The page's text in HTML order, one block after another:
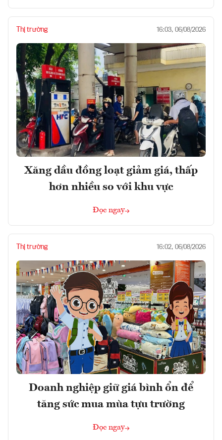
Thị trường 16:03, 06/08/2026
Xăng dầu đồng loạt giảm giá, thấp
hơn nhiều so với khu vực
Đọc ngay
Thị trường 16:02, 06/08/2026
Doanh nghiệp giữ giá bình ổn để
tăng sức mua mùa tựu trường
Đọc ngay